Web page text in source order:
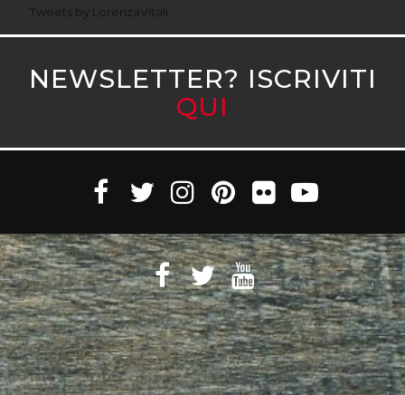
Tweets by LorenzaVitali
NEWSLETTER? ISCRIVITI
QUI